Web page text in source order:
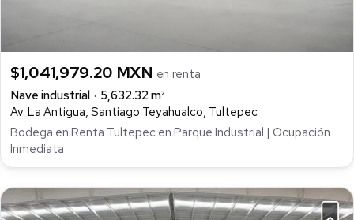
$1,041,979.20 MXN en renta
Nave industrial
5,632.32 m²
Av. La Antigua, Santiago Teyahualco, Tultepec
Bodega en Renta Tultepec en Parque Industrial | Ocupación
Inmediata